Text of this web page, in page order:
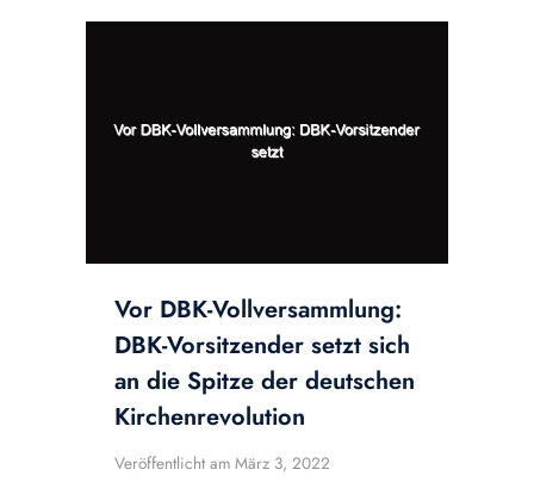
Vor DBK-Vollversammlung:
DBK-Vorsitzender setzt sich
an die Spitze der deutschen
Kirchenrevolution
Veröffentlicht am März 3, 2022